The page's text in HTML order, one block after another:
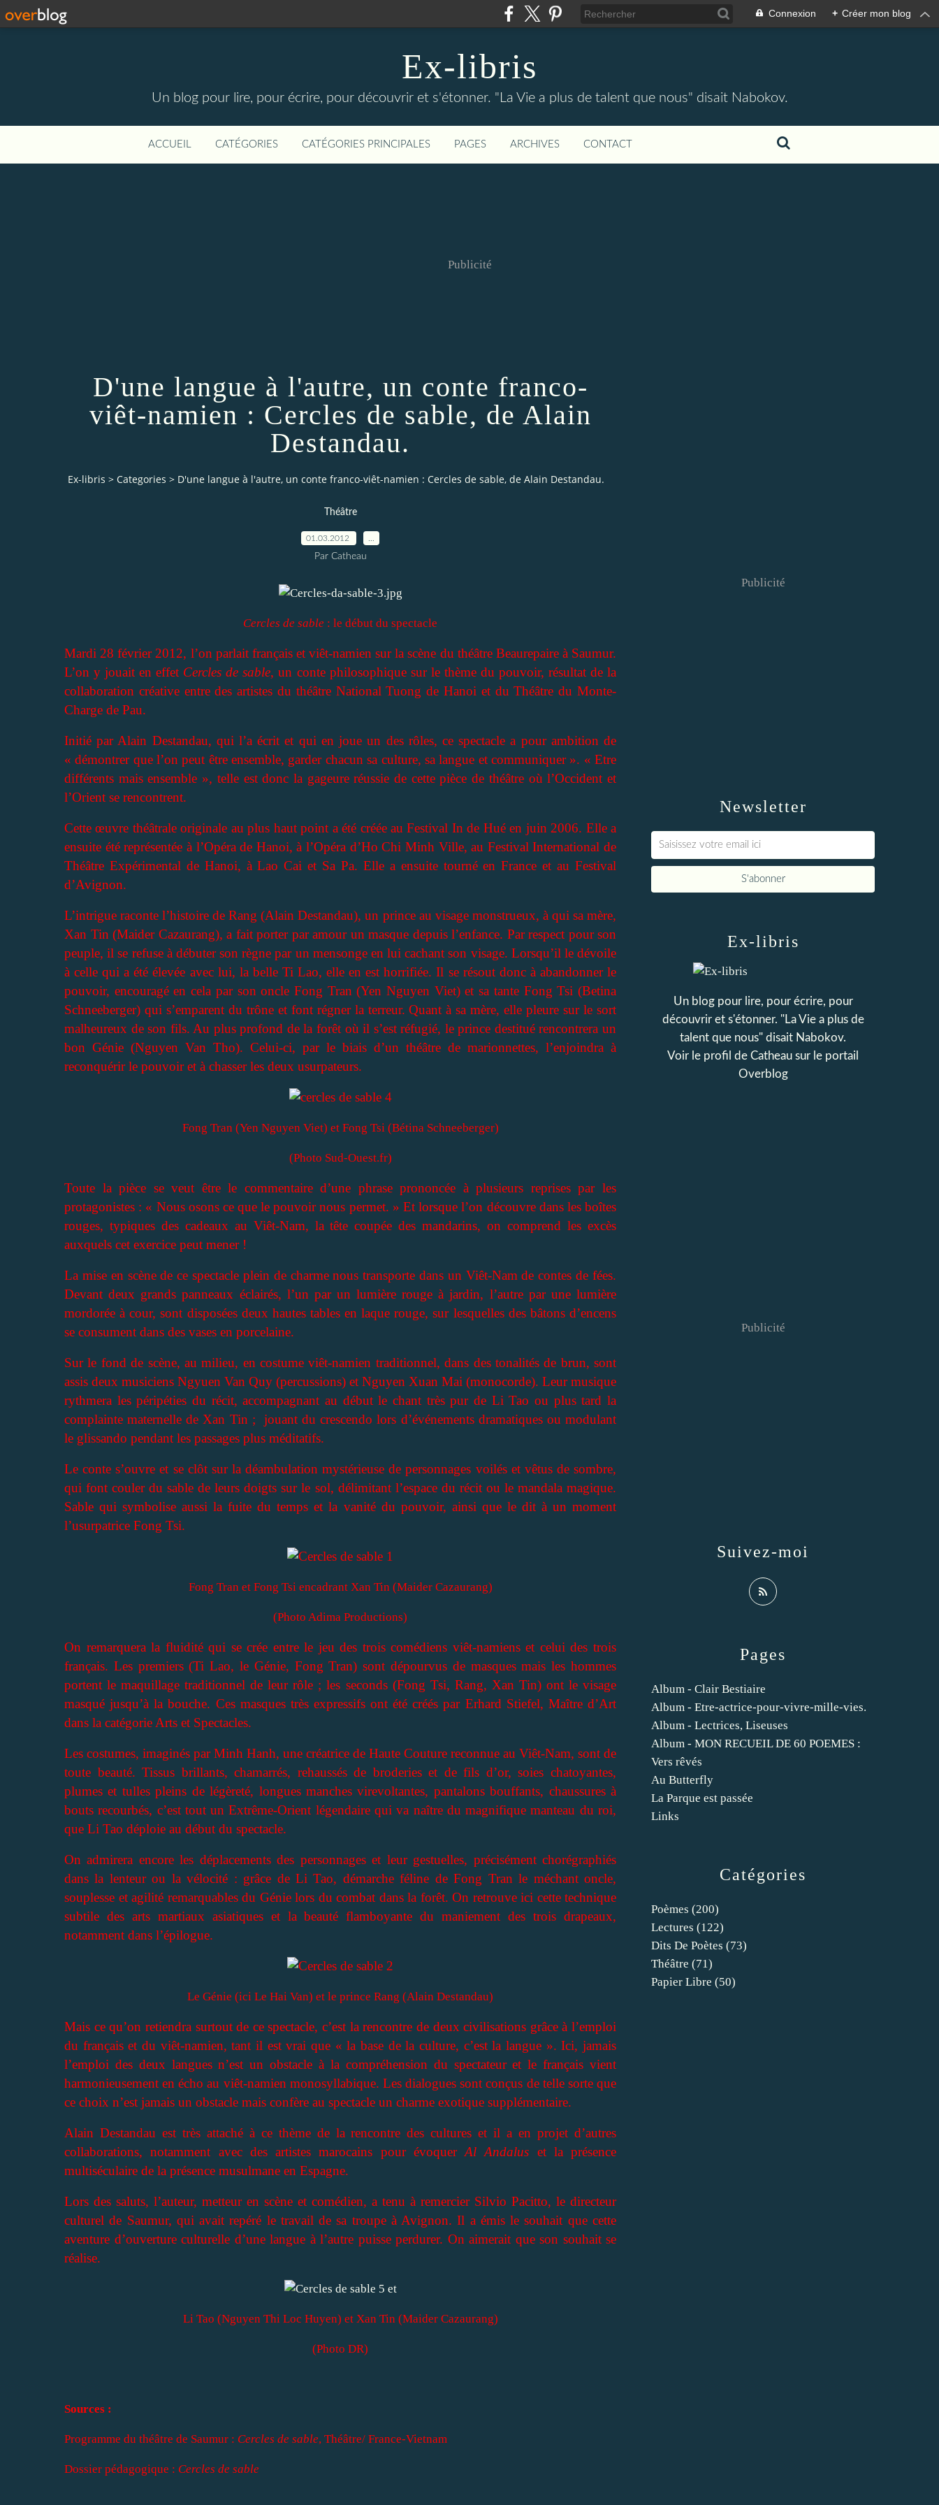
Connexion + Créer mon blog
Ex-libris
Un blog pour lire, pour écrire, pour découvrir et s'étonner. "La Vie a plus de talent que nous" disait Nabokov.
ACCUEIL CATÉGORIES CATÉGORIES PRINCIPALES PAGES ARCHIVES CONTACT
Publicité
D'une langue à l'autre, un conte franco-
viêt-namien : Cercles de sable, de Alain
Destandau.
Ex-libris > Categories > D'une langue à l'autre, un conte franco-viêt-namien : Cercles de sable, de Alain Destandau.
Théâtre
01.03.2012
Par Catheau
Cercles de sable : le début du spectacle
Mardi 28 février 2012, l’on parlait français et viêt-namien sur la scène du théâtre Beaurepaire à Saumur.
L’on y jouait en effet Cercles de sable, un conte philosophique sur le thème du pouvoir, résultat de la
collaboration créative entre des artistes du théâtre National Tuong de Hanoi et du Théâtre du Monte-
Charge de Pau.
Initié par Alain Destandau, qui l’a écrit et qui en joue un des rôles, ce spectacle a pour ambition de
« démontrer que l’on peut être ensemble, garder chacun sa culture, sa langue et communiquer ». « Etre
différents mais ensemble », telle est donc la gageure réussie de cette pièce de théâtre où l’Occident et
l’Orient se rencontrent.
Cette œuvre théâtrale originale au plus haut point a été créée au Festival In de Hué en juin 2006. Elle a
ensuite été représentée à l’Opéra de Hanoi, à l’Opéra d’Ho Chi Minh Ville, au Festival International de
Théâtre Expérimental de Hanoi, à Lao Cai et Sa Pa. Elle a ensuite tourné en France et au Festival
d’Avignon.
L’intrigue raconte l’histoire de Rang (Alain Destandau), un prince au visage monstrueux, à qui sa mère,
Xan Tin (Maider Cazaurang), a fait porter par amour un masque depuis l’enfance. Par respect pour son
peuple, il se refuse à débuter son règne par un mensonge en lui cachant son visage. Lorsqu’il le dévoile
à celle qui a été élevée avec lui, la belle Ti Lao, elle en est horrifiée. Il se résout donc à abandonner le
pouvoir, encouragé en cela par son oncle Fong Tran (Yen Nguyen Viet) et sa tante Fong Tsi (Betina
Schneeberger) qui s’emparent du trône et font régner la terreur. Quant à sa mère, elle pleure sur le sort
malheureux de son fils. Au plus profond de la forêt où il s’est réfugié, le prince destitué rencontrera un
bon Génie (Nguyen Van Tho). Celui-ci, par le biais d’un théâtre de marionnettes, l’enjoindra à
reconquérir le pouvoir et à chasser les deux usurpateurs.
Fong Tran (Yen Nguyen Viet) et Fong Tsi (Bétina Schneeberger)
(Photo Sud-Ouest.fr)
Toute la pièce se veut être le commentaire d’une phrase prononcée à plusieurs reprises par les
protagonistes : « Nous osons ce que le pouvoir nous permet. » Et lorsque l’on découvre dans les boîtes
rouges, typiques des cadeaux au Viêt-Nam, la tête coupée des mandarins, on comprend les excès
auxquels cet exercice peut mener !
La mise en scène de ce spectacle plein de charme nous transporte dans un Viêt-Nam de contes de fées.
Devant deux grands panneaux éclairés, l’un par un lumière rouge à jardin, l’autre par une lumière
mordorée à cour, sont disposées deux hautes tables en laque rouge, sur lesquelles des bâtons d’encens
se consument dans des vases en porcelaine.
Sur le fond de scène, au milieu, en costume viêt-namien traditionnel, dans des tonalités de brun, sont
assis deux musiciens Ngyuen Van Quy (percussions) et Nguyen Xuan Mai (monocorde). Leur musique
rythmera les péripéties du récit, accompagnant au début le chant très pur de Li Tao ou plus tard la
complainte maternelle de Xan Tin ; jouant du crescendo lors d’événements dramatiques ou modulant
le glissando pendant les passages plus méditatifs.
Le conte s’ouvre et se clôt sur la déambulation mystérieuse de personnages voilés et vêtus de sombre,
qui font couler du sable de leurs doigts sur le sol, délimitant l’espace du récit ou le mandala magique.
Sable qui symbolise aussi la fuite du temps et la vanité du pouvoir, ainsi que le dit à un moment
l’usurpatrice Fong Tsi.
Fong Tran et Fong Tsi encadrant Xan Tin (Maider Cazaurang)
(Photo Adima Productions)
On remarquera la fluidité qui se crée entre le jeu des trois comédiens viêt-namiens et celui des trois
français. Les premiers (Ti Lao, le Génie, Fong Tran) sont dépourvus de masques mais les hommes
portent le maquillage traditionnel de leur rôle ; les seconds (Fong Tsi, Rang, Xan Tin) ont le visage
masqué jusqu’à la bouche. Ces masques très expressifs ont été créés par Erhard Stiefel, Maître d’Art
dans la catégorie Arts et Spectacles.
Les costumes, imaginés par Minh Hanh, une créatrice de Haute Couture reconnue au Viêt-Nam, sont de
toute beauté. Tissus brillants, chamarrés, rehaussés de broderies et de fils d’or, soies chatoyantes,
plumes et tulles pleins de légèreté, longues manches virevoltantes, pantalons bouffants, chaussures à
bouts recourbés, c’est tout un Extrême-Orient légendaire qui va naître du magnifique manteau du roi,
que Li Tao déploie au début du spectacle.
On admirera encore les déplacements des personnages et leur gestuelles, précisément chorégraphiés
dans la lenteur ou la vélocité : grâce de Li Tao, démarche féline de Fong Tran le méchant oncle,
souplesse et agilité remarquables du Génie lors du combat dans la forêt. On retrouve ici cette technique
subtile des arts martiaux asiatiques et la beauté flamboyante du maniement des trois drapeaux,
notamment dans l’épilogue.
Le Génie (ici Le Hai Van) et le prince Rang (Alain Destandau)
Mais ce qu’on retiendra surtout de ce spectacle, c’est la rencontre de deux civilisations grâce à l’emploi
du français et du viêt-namien, tant il est vrai que « la base de la culture, c’est la langue ». Ici, jamais
l’emploi des deux langues n’est un obstacle à la compréhension du spectateur et le français vient
harmonieusement en écho au viêt-namien monosyllabique. Les dialogues sont conçus de telle sorte que
ce choix n’est jamais un obstacle mais confère au spectacle un charme exotique supplémentaire.
Alain Destandau est très attaché à ce thème de la rencontre des cultures et il a en projet d’autres
collaborations, notamment avec des artistes marocains pour évoquer Al Andalus et la présence
multiséculaire de la présence musulmane en Espagne.
Lors des saluts, l’auteur, metteur en scène et comédien, a tenu à remercier Silvio Pacitto, le directeur
culturel de Saumur, qui avait repéré le travail de sa troupe à Avignon. Il a émis le souhait que cette
aventure d’ouverture culturelle d’une langue à l’autre puisse perdurer. On aimerait que son souhait se
réalise.
Li Tao (Nguyen Thi Loc Huyen) et Xan Tin (Maider Cazaurang)
(Photo DR)
Sources :
Programme du théâtre de Saumur : Cercles de sable, Théâtre/ France-Vietnam
Dossier pédagogique : Cercles de sable
Newsletter
Publicité
Catégories
Poèmes (200)
Lectures (122)
Dits De Poètes (73)
Théâtre (71)
Papier Libre (50)
Pages
Album - Clair Bestiaire
Album - Etre-actrice-pour-vivre-mille-vies.
Album - Lectrices, Liseuses
Album - MON RECUEIL DE 60 POEMES :
Vers rêvés
Au Butterfly
La Parque est passée
Links
Ex-libris
Un blog pour lire, pour écrire, pour
découvrir et s'étonner. "La Vie a plus de
talent que nous" disait Nabokov.
Voir le profil de Catheau sur le portail
Overblog
Suivez-moi
Publicité